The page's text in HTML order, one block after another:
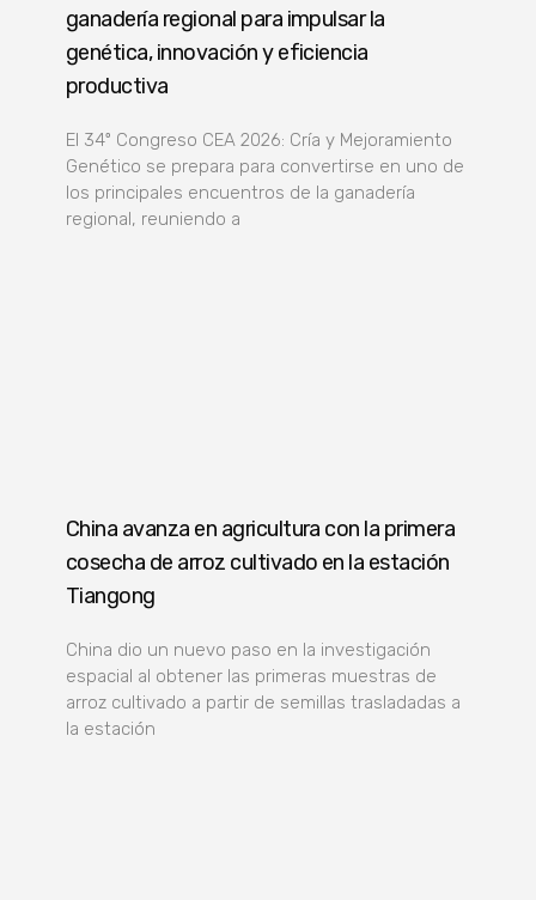
ganadería regional para impulsar la
genética, innovación y eficiencia
productiva
El 34º Congreso CEA 2026: Cría y Mejoramiento
Genético se prepara para convertirse en uno de
los principales encuentros de la ganadería
regional, reuniendo a
China avanza en agricultura con la primera
cosecha de arroz cultivado en la estación
Tiangong
China dio un nuevo paso en la investigación
espacial al obtener las primeras muestras de
arroz cultivado a partir de semillas trasladadas a
la estación